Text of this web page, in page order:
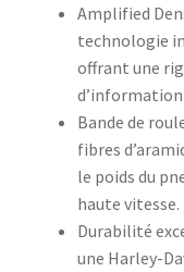
Amplified
technologie
offrant une
Bande de
fibres
le poids du
haute vitesse.​
Durabilité
une Harley-